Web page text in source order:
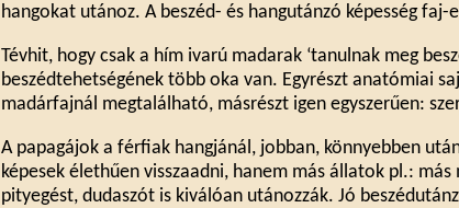
hangokat utánoz. A beszéd- és hangutánzó képesség faj-
Tévhit, hogy csak a hím ivarú madarak ‘tanulnak meg
beszédtehetségének több oka van. Egyrészt anatómiai
madárfajnál megtalálható, másrészt igen egyszerűen:
A papagájok a férfiak hangjánál, jobban, könnyebben
képesek élethűen visszaadni, hanem más állatok pl.:
pityegést, dudaszót is kiválóan utánozzák. Jó